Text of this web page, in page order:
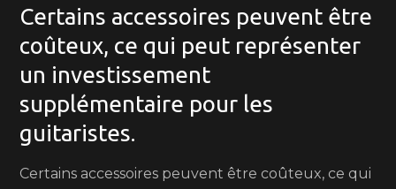
Certains accessoires peuvent être
coûteux, ce qui peut représenter
un investissement
supplémentaire pour les
guitaristes.
Certains accessoires peuvent être coûteux, ce qui